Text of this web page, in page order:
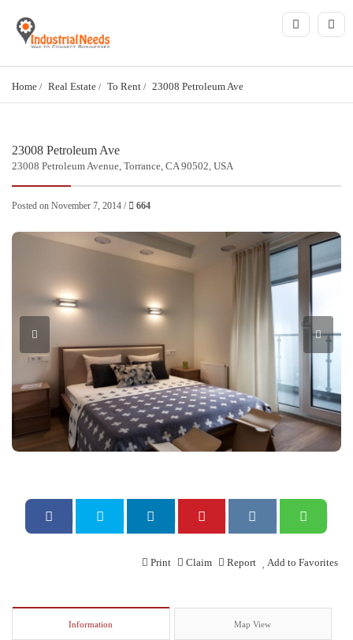
Home Real Estate To Rent 23008 Petroleum Ave
23008 Petroleum Ave
23008 Petroleum Avenue, Torrance, CA 90502, USA
Posted on November 7, 2014 / 664
Add to Favorites
Report
Claim
Print
Information Map View